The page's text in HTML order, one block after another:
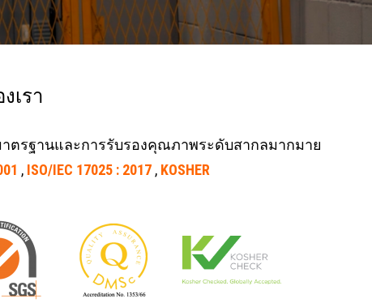
เรา
รฐานและการรับรองคุณภาพระดับสากลมากมาย
, ISO/IEC 17025 : 2017 , KOSHER